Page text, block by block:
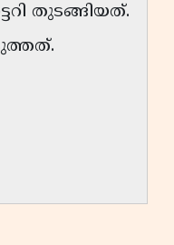
തുടങ്ങിയത്.